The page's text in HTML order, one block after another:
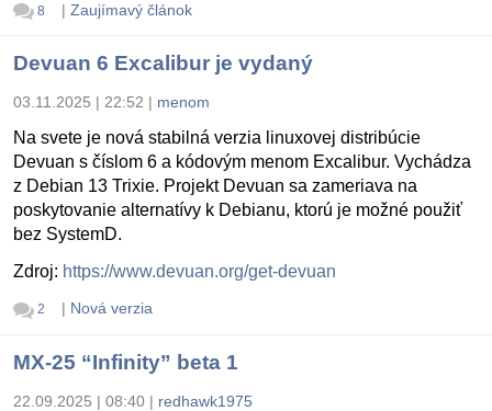
8 | Zaujímavý článok
Devuan 6 Excalibur je vydaný
03.11.2025 | 22:52 | menom
Na svete je nová stabilná verzia linuxovej distribúcie
Devuan s číslom 6 a kódovým menom Excalibur. Vychádza
z Debian 13 Trixie. Projekt Devuan sa zameriava na
poskytovanie alternatívy k Debianu, ktorú je možné použiť
bez SystemD.
Zdroj: https://www.devuan.org/get-devuan
2 | Nová verzia
MX-25 “Infinity” beta 1
22.09.2025 | 08:40 | redhawk1975